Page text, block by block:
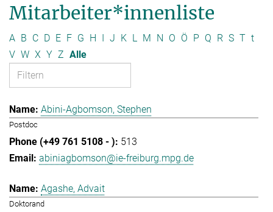
Mitarbeiter*innenliste
A B C D E F G H I J K L M N O Ö P Q R S T t
V W X Y Z Alle
Abini-Agbomson, Stephen
Postdoc
513
abiniagbomson@ie-freiburg.mpg.de
Agashe, Advait
Doktorand